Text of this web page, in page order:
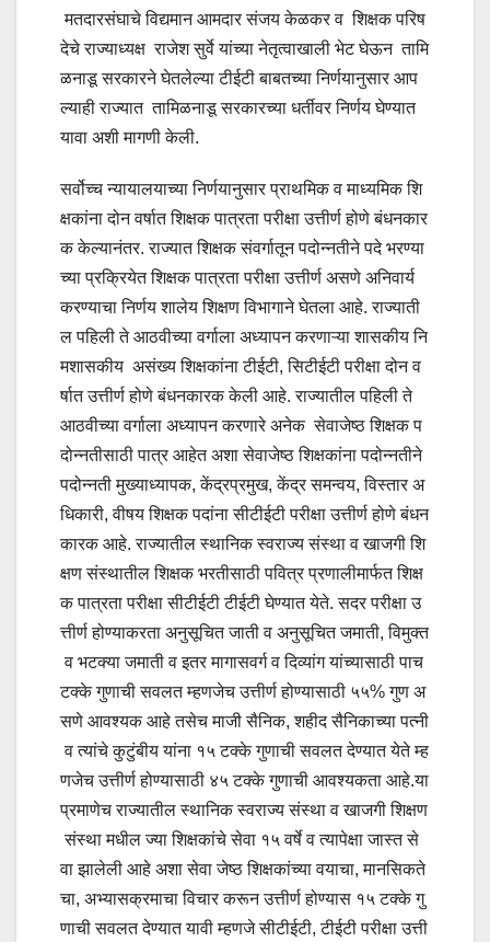
मतदारसंघाचे विद्यमान आमदार संजय केळकर व शिक्षक परिष
देचे राज्याध्यक्ष राजेश सुर्वे यांच्या नेतृत्वाखाली भेट घेऊन तामि
ळनाडू सरकारने घेतलेल्या टीईटी बाबतच्या निर्णयानुसार आप
ल्याही राज्यात तामिळनाडू सरकारच्या धर्तीवर निर्णय घेण्यात
यावा अशी मागणी केली.
सर्वोच्च न्यायालयाच्या निर्णयानुसार प्राथमिक व माध्यमिक शि
क्षकांना दोन वर्षात शिक्षक पात्रता परीक्षा उत्तीर्ण होणे बंधनकार
क केल्यानंतर. राज्यात शिक्षक संवर्गातून पदोन्नतीने पदे भरण्या
च्या प्रक्रियेत शिक्षक पात्रता परीक्षा उत्तीर्ण असणे अनिवार्य
करण्याचा निर्णय शालेय शिक्षण विभागाने घेतला आहे. राज्याती
ल पहिली ते आठवीच्या वर्गाला अध्यापन करणाऱ्या शासकीय नि
मशासकीय असंख्य शिक्षकांना टीईटी, सिटीईटी परीक्षा दोन व
र्षात उत्तीर्ण होणे बंधनकारक केली आहे. राज्यातील पहिली ते
आठवीच्या वर्गाला अध्यापन करणारे अनेक सेवाजेष्ठ शिक्षक प
दोन्नतीसाठी पात्र आहेत अशा सेवाजेष्ठ शिक्षकांना पदोन्नतीने
पदोन्नती मुख्याध्यापक, केंद्रप्रमुख, केंद्र समन्वय, विस्तार अ
धिकारी, वीषय शिक्षक पदांना सीटीईटी परीक्षा उत्तीर्ण होणे बंधन
कारक आहे. राज्यातील स्थानिक स्वराज्य संस्था व खाजगी शि
क्षण संस्थातील शिक्षक भरतीसाठी पवित्र प्रणालीमार्फत शिक्ष
क पात्रता परीक्षा सीटीईटी टीईटी घेण्यात येते. सदर परीक्षा उ
त्तीर्ण होण्याकरता अनुसूचित जाती व अनुसूचित जमाती, विमुक्त
व भटक्या जमाती व इतर मागासवर्ग व दिव्यांग यांच्यासाठी पाच
टक्के गुणाची सवलत म्हणजेच उत्तीर्ण होण्यासाठी ५५% गुण अ
सणे आवश्यक आहे तसेच माजी सैनिक, शहीद सैनिकाच्या पत्नी
व त्यांचे कुटुंबीय यांना १५ टक्के गुणाची सवलत देण्यात येते म्ह
णजेच उत्तीर्ण होण्यासाठी ४५ टक्के गुणाची आवश्यकता आहे.या
प्रमाणेच राज्यातील स्थानिक स्वराज्य संस्था व खाजगी शिक्षण
संस्था मधील ज्या शिक्षकांचे सेवा १५ वर्षे व त्यापेक्षा जास्त से
वा झालेली आहे अशा सेवा जेष्ठ शिक्षकांच्या वयाचा, मानसिकते
चा, अभ्यासक्रमाचा विचार करून उत्तीर्ण होण्यास १५ टक्के गु
णाची सवलत देण्यात यावी म्हणजे सीटीईटी, टीईटी परीक्षा उत्ती